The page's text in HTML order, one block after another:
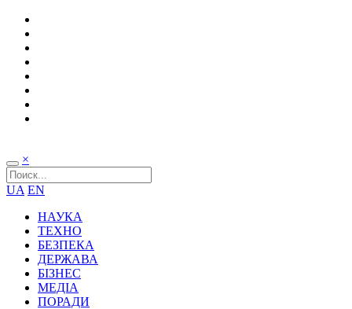
×
UA EN
НАУКА
ТЕХНО
БЕЗПЕКА
ДЕРЖАВА
БІЗНЕС
МЕДІА
ПОРАДИ